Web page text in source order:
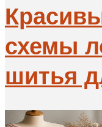
схемы
шитья